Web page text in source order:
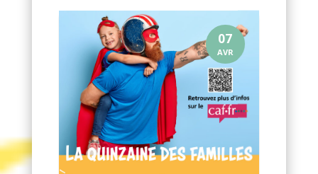
07
AVR